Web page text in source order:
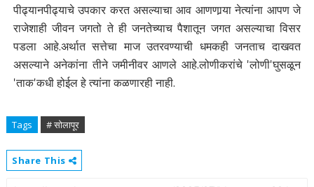
पीढ्यानपीढ्याचे उपकार करत असल्याचा आव आणणार्‍या नेत्यांना आपण जे
राजेशाही जीवन जगतो ते ही जनतेच्याच पैशातून जगत असल्याचा विसर
पडला आहे.अर्थात सत्तेचा माज उतरवण्याची धमकही जनताच दाखवत
असल्याने अनेकांना तीने जमीनीवर आणले आहे.लोणीकरांचे 'लोणी'घुसळून
'ताक'कधी होईल हे त्यांना कळणारही नाही.
Tags # सोलापूर
Share This